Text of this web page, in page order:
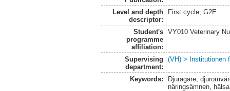
Level and depth
descriptor:
First cycle, G2E
Student's
programme
affiliation:
VY010 Veterinary
Supervising
department:
(VH) > Institutionen
Keywords:
Djurägare,
näringsämnen, hälsa